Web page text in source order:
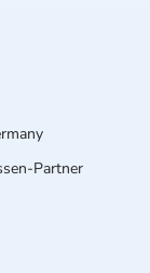
Partner